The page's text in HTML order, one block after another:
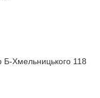
Б-Хмельницького 118